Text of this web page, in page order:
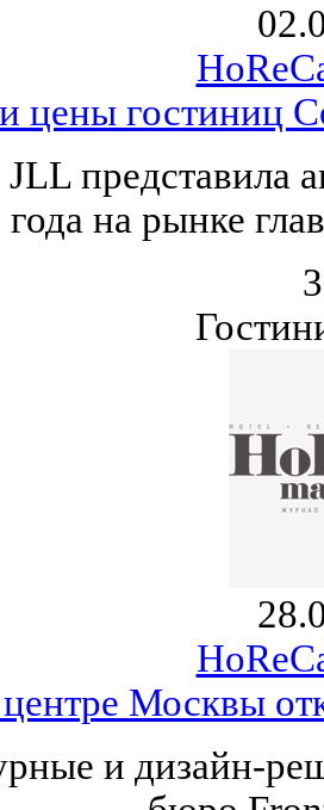
и цены гостиниц
представила
на рынке
Москвы
и дизайн-